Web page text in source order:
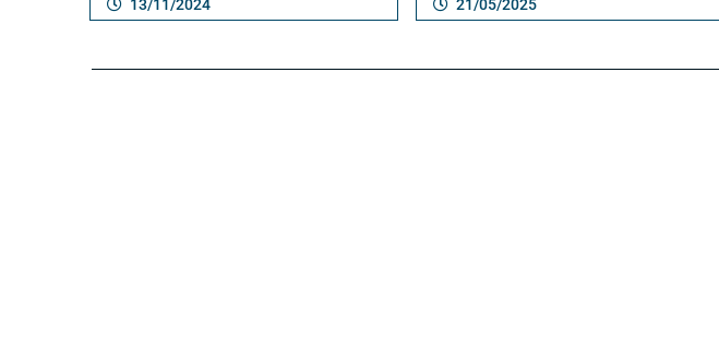
13/11/2024 21/05/2025